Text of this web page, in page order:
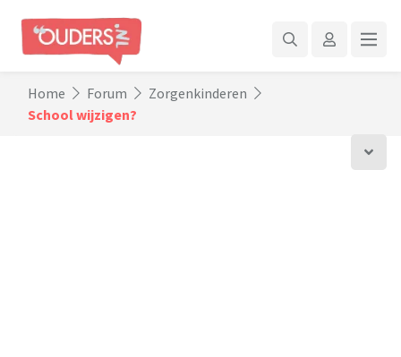
Home Forum
Zorgenkinderen
School wijzigen?